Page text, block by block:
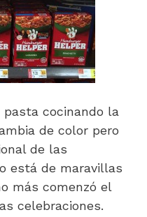
cocinando la
de color pero
de las
está de maravillas
más comenzó el
celebraciones.